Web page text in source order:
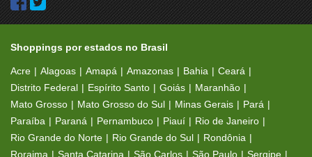
Shoppings por estados no Brasil
Acre Alagoas Amapá Amazonas Bahia
Ceará
Distrito Federal
Espírito Santo Goiás
Maranhão
Mato Grosso
Mato Grosso do Sul Minas Gerais
Pará
Paraíba
Paraná Pernambuco Piauí
Rio de Janeiro
Rio Grande do Norte
Rio Grande do Sul
Rondônia
Roraima
Santa Catarina São Carlos São Paulo Sergipe